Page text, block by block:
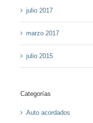
julio 2017
marzo 2017
julio 2015
Categorías
Auto acordados